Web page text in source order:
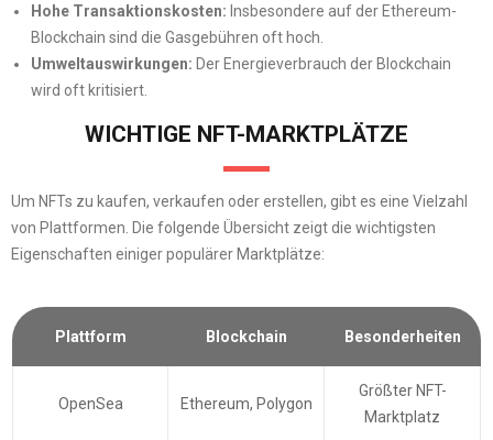
Hohe Transaktionskosten: Insbesondere auf der Ethereum-
Blockchain sind die Gasgebühren oft hoch.
Umweltauswirkungen: Der Energieverbrauch der Blockchain
wird oft kritisiert.
WICHTIGE NFT-MARKTPLÄTZE
Um NFTs zu kaufen, verkaufen oder erstellen, gibt es eine Vielzahl
von Plattformen. Die folgende Übersicht zeigt die wichtigsten
Eigenschaften einiger populärer Marktplätze:
Plattform Blockchain Besonderheiten
OpenSea Ethereum, Polygon
Größter NFT-
Marktplatz